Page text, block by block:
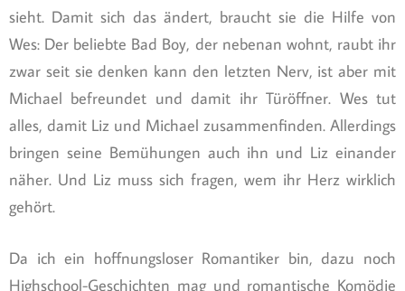
sieht. Damit sich das ändert, braucht sie die Hilfe von
Wes: Der beliebte Bad Boy, der nebenan wohnt, raubt ihr
zwar seit sie denken kann den letzten Nerv, ist aber mit
Michael befreundet und damit ihr Türöffner. Wes tut
alles, damit Liz und Michael zusammenfinden. Allerdings
bringen seine Bemühungen auch ihn und Liz einander
näher. Und Liz muss sich fragen, wem ihr Herz wirklich
gehört.
Da ich ein hoffnungsloser Romantiker bin, dazu noch
Highschool-Geschichten mag und romantische Komödie